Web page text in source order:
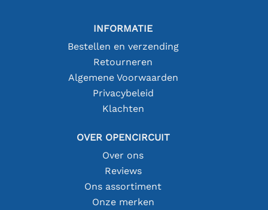
INFORMATIE
Bestellen en verzending
Retourneren
Algemene Voorwaarden
Privacybeleid
Klachten
OVER OPENCIRCUIT
Over ons
Reviews
Ons assortiment
Onze merken